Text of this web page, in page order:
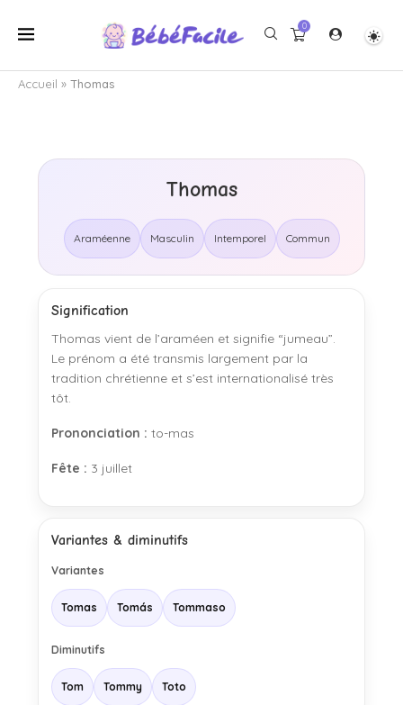
0
Accueil » Thomas
Thomas
Araméenne Masculin Intemporel Commun
Signification
Thomas vient de l’araméen et signifie “jumeau”.
Le prénom a été transmis largement par la
tradition chrétienne et s’est internationalisé très
tôt.
Prononciation : to-mas
Fête : 3 juillet
Variantes & diminutifs
Variantes
Tomas Tomás Tommaso
Diminutifs
Tom Tommy Toto